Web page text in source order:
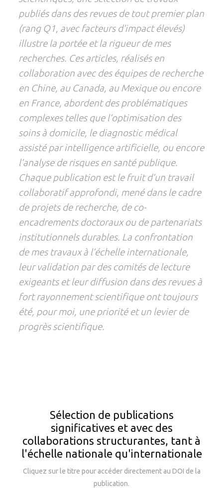
publiés dans des revues de tout premier plan
(rang Q1, avec facteurs d’impact élevés)
illustre la portée et la rigueur de mes
recherches. Ces articles, réalisés en
collaboration avec des équipes de recherche
en Chine, au Canada, au Mexique ou encore
en France, abordent des problématiques
complexes telles que l’optimisation des
soins à domicile, le diagnostic médical
assisté par intelligence artificielle, ou encore
l’analyse de risques en santé publique.
Chaque publication est le fruit d’un travail
collaboratif approfondi, mené dans le cadre
de projets de recherche, de co-
encadrements doctoraux ou de partenariats
institutionnels durables. La confrontation
de mes travaux à l’échelle internationale,
leur validation par des comités de lecture
exigeants et leur diffusion dans des revues à
fort rayonnement scientifique ont toujours
été, pour moi, une priorité et un levier de
progrès scientifique.
Sélection de publications
significatives et avec des
collaborations structurantes, tant à
l'échelle nationale qu'internationale
Cliquez sur le titre pour accéder directement au DOI de la
publication.